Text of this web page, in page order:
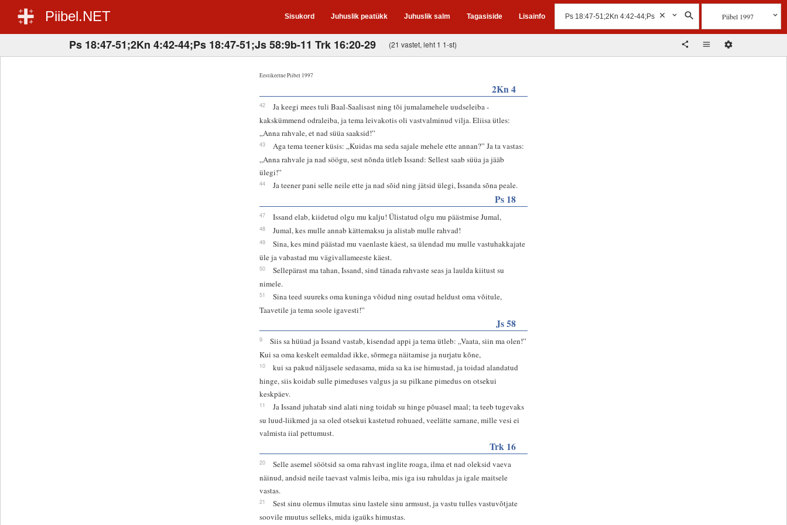
Piibel.NET Sisukord Juhuslik peatükk Juhuslik salm Tagasiside Lisainfo Piibel 1997
Ps 18:47-51;2Kn 4:42-44;Ps 18:47-51;Js 58:9b-11 Trk 16:20-29 (21 vastet, leht 1 1-st)
Eestikeelne Piibel 1997
2Kn 4
42
Ja keegi mees tuli Baal-Saalisast ning tõi jumalamehele uudseleiba -
kakskümmend odraleiba, ja tema leivakotis oli vastvalminud vilja. Eliisa ütles:
„Anna rahvale, et nad süüa saaksid!”
43
Aga tema teener küsis: „Kuidas ma seda sajale mehele ette annan?” Ja ta vastas:
„Anna rahvale ja nad söögu, sest nõnda ütleb Issand: Sellest saab süüa ja jääb
ülegi!”
44 Ja teener pani selle neile ette ja nad sõid ning jätsid ülegi, Issanda sõna peale.
Ps 18
47 Issand elab, kiidetud olgu mu kalju! Ülistatud olgu mu päästmise Jumal,
48 Jumal, kes mulle annab kättemaksu ja alistab mulle rahvad!
49
Sina, kes mind päästad mu vaenlaste käest, sa ülendad mu mulle vastuhakkajate
üle ja vabastad mu vägivallameeste käest.
50
Sellepärast ma tahan, Issand, sind tänada rahvaste seas ja laulda kiitust su
nimele.
51
Sina teed suureks oma kuninga võidud ning osutad heldust oma võitule,
Taavetile ja tema soole igavesti!”
Js 58
9
Siis sa hüüad ja Issand vastab, kisendad appi ja tema ütleb: „Vaata, siin ma olen!”
Kui sa oma keskelt eemaldad ikke, sõrmega näitamise ja nurjatu kõne,
10
kui sa pakud näljasele sedasama, mida sa ka ise himustad, ja toidad alandatud
hinge, siis koidab sulle pimeduses valgus ja su pilkane pimedus on otsekui
keskpäev.
11
Ja Issand juhatab sind alati ning toidab su hinge põuasel maal; ta teeb tugevaks
su luud-liikmed ja sa oled otsekui kastetud rohuaed, veelätte sarnane, mille vesi ei
valmista iial pettumust.
Trk 16
20
Selle asemel söötsid sa oma rahvast inglite roaga, ilma et nad oleksid vaeva
näinud, andsid neile taevast valmis leiba, mis iga isu rahuldas ja igale maitsele
vastas.
21
Sest sinu olemus ilmutas sinu lastele sinu armsust, ja vastu tulles vastuvõtjate
soovile muutus selleks, mida igaüks himustas.